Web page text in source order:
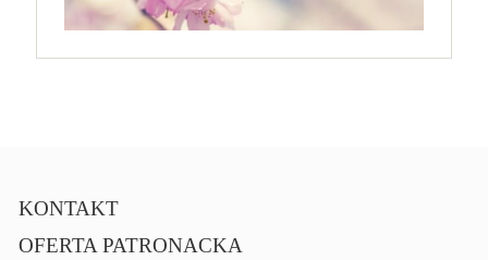
KONTAKT
OFERTA PATRONACKA